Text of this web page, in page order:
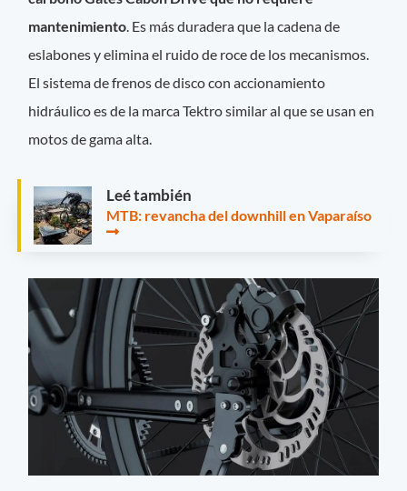
mantenimiento. Es más duradera que la cadena de
eslabones y elimina el ruido de roce de los mecanismos.
El sistema de frenos de disco con accionamiento
hidráulico es de la marca Tektro similar al que se usan en
motos de gama alta.
Leé también
MTB: revancha del downhill en Vaparaíso